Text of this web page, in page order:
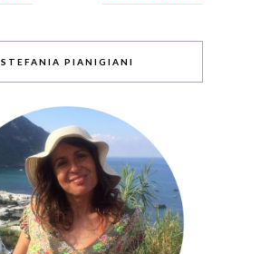
STEFANIA PIANIGIANI